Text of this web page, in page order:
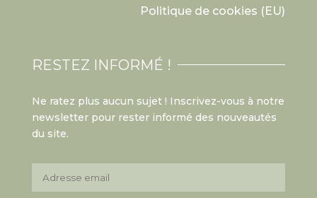
Politique de cookies (EU)
RESTEZ INFORMÉ !
Ne ratez plus aucun sujet ! Inscrivez-vous à notre
newsletter pour rester informé des nouveautés
du site.